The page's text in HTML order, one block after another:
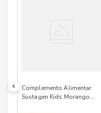
Complemento Alimentar
Sustagen Kids Morango